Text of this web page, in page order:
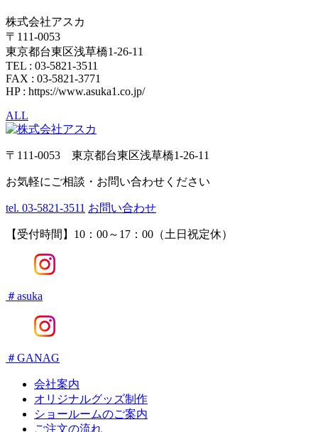
株式会社アスカ
〒111-0053
東京都台東区浅草橋1-26-11
TEL : 03-5821-3511
FAX : 03-5821-3771
HP : https://www.asuka1.co.jp/
ALL
〒111-0053 東京都台東区浅草橋1-26-11
お気軽にご相談・お問い合わせください
tel. 03-5821-3511 お問い合わせ
【受付時間】10：00～17：00（土日祝定休）
＃asuka
＃GANAG
会社案内
オリジナルグッズ制作
ショールームのご案内
ご注文の流れ